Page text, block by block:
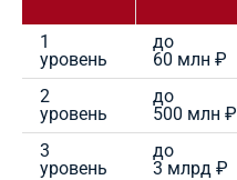
1
уровень
до
60 млн ₽
2
уровень
до
500 млн ₽
3
уровень
до
3 млрд ₽